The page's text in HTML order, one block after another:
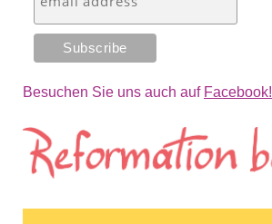
Besuchen Sie uns auch auf Facebook!